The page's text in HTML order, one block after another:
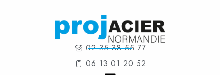
02 35 38 55 77
06 13 01 20 52